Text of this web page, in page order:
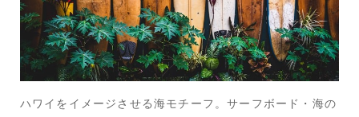
ハワイをイメージさせる海モチーフ。サーフボード・海の